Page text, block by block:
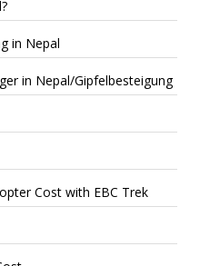
in Nepal
in Nepal/Gipfelbesteigung
Cost with EBC Trek